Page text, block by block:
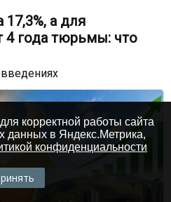
а для
года тюрьмы: что
корректной работы сайта
данных в Яндекс.Метрика,
конфиденциальности